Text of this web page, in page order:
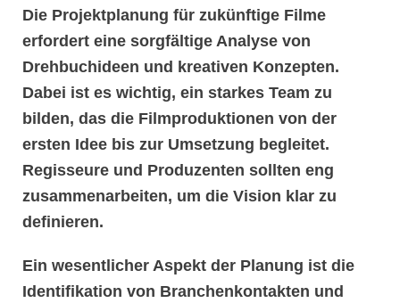
Die Projektplanung für zukünftige Filme
erfordert eine sorgfältige Analyse von
Drehbuchideen und kreativen Konzepten.
Dabei ist es wichtig, ein starkes Team zu
bilden, das die Filmproduktionen von der
ersten Idee bis zur Umsetzung begleitet.
Regisseure und Produzenten sollten eng
zusammenarbeiten, um die Vision klar zu
definieren.
Ein wesentlicher Aspekt der Planung ist die
Identifikation von Branchenkontakten und